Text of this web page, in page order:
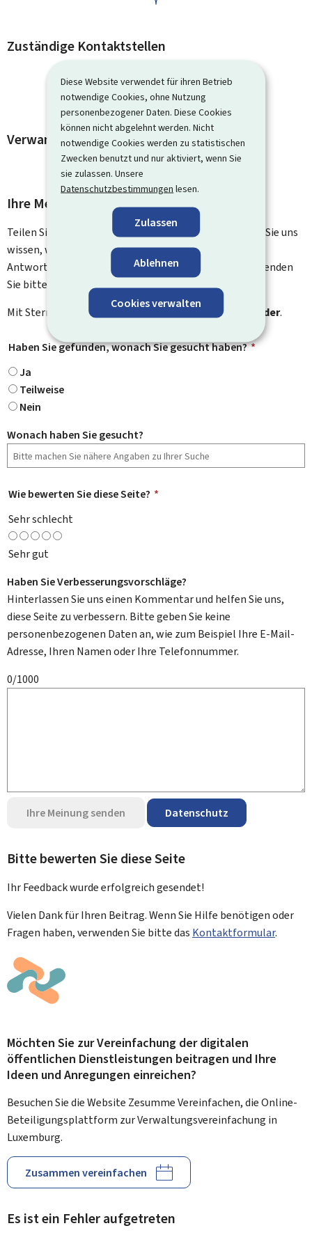
Diese Website verwendet für ihren Betrieb
notwendige Cookies, ohne Nutzung
personenbezogener Daten. Diese Cookies
können nicht abgelehnt werden. Nicht
notwendige Cookies werden zu statistischen
Zwecken benutzt und nur aktiviert, wenn Sie
sie zulassen. Unsere
Datenschutzbestimmungen lesen.
Zulassen
Ablehnen
Cookies verwalten
Zuständige Kontaktstellen
Verwandte Vorgänge und Links
Ihre Meinung interessiert uns
Teilen Sie uns Ihre Meinung zu dieser Seite mit. Lassen Sie uns
wissen, was wir verbessern können. Sie erhalten keine
Antwort auf Ihr Feedback. Für spezifische Fragen verwenden
Sie bitte das Kontaktformular.
Mit Stern gekennzeichnete Felder (
Pflichtfelder.
Haben Sie gefunden, wonach Sie gesucht haben? *
Ja
Teilweise
Nein
Wonach haben Sie gesucht?
Wie bewerten Sie diese Seite? *
Sehr schlecht
Sehr gut
Haben Sie Verbesserungsvorschläge?
Hinterlassen Sie uns einen Kommentar und helfen Sie uns,
diese Seite zu verbessern. Bitte geben Sie keine
personenbezogenen Daten an, wie zum Beispiel Ihre E-Mail-
Adresse, Ihren Namen oder Ihre Telefonnummer.
0/1000
Ihre Meinung senden Datenschutz
Bitte bewerten Sie diese Seite
Ihr Feedback wurdeerfolgreichgesendet!
Vielen Dank für Ihren Beitrag. Wenn Sie Hilfe benötigen oder
Fragen haben, verwenden Sie bitte das Kontaktformular.
Möchten Sie zur Vereinfachung der digitalen
öffentlichen Dienstleistungen beitragen und Ihre
Ideen und Anregungen einreichen?
Besuchen Sie die Website Zesumme Vereinfachen, die Online-
Beteiligungsplattform zur Verwaltungsvereinfachung in
Luxemburg.
Zusammen vereinfachen
Es ist ein Fehler aufgetreten